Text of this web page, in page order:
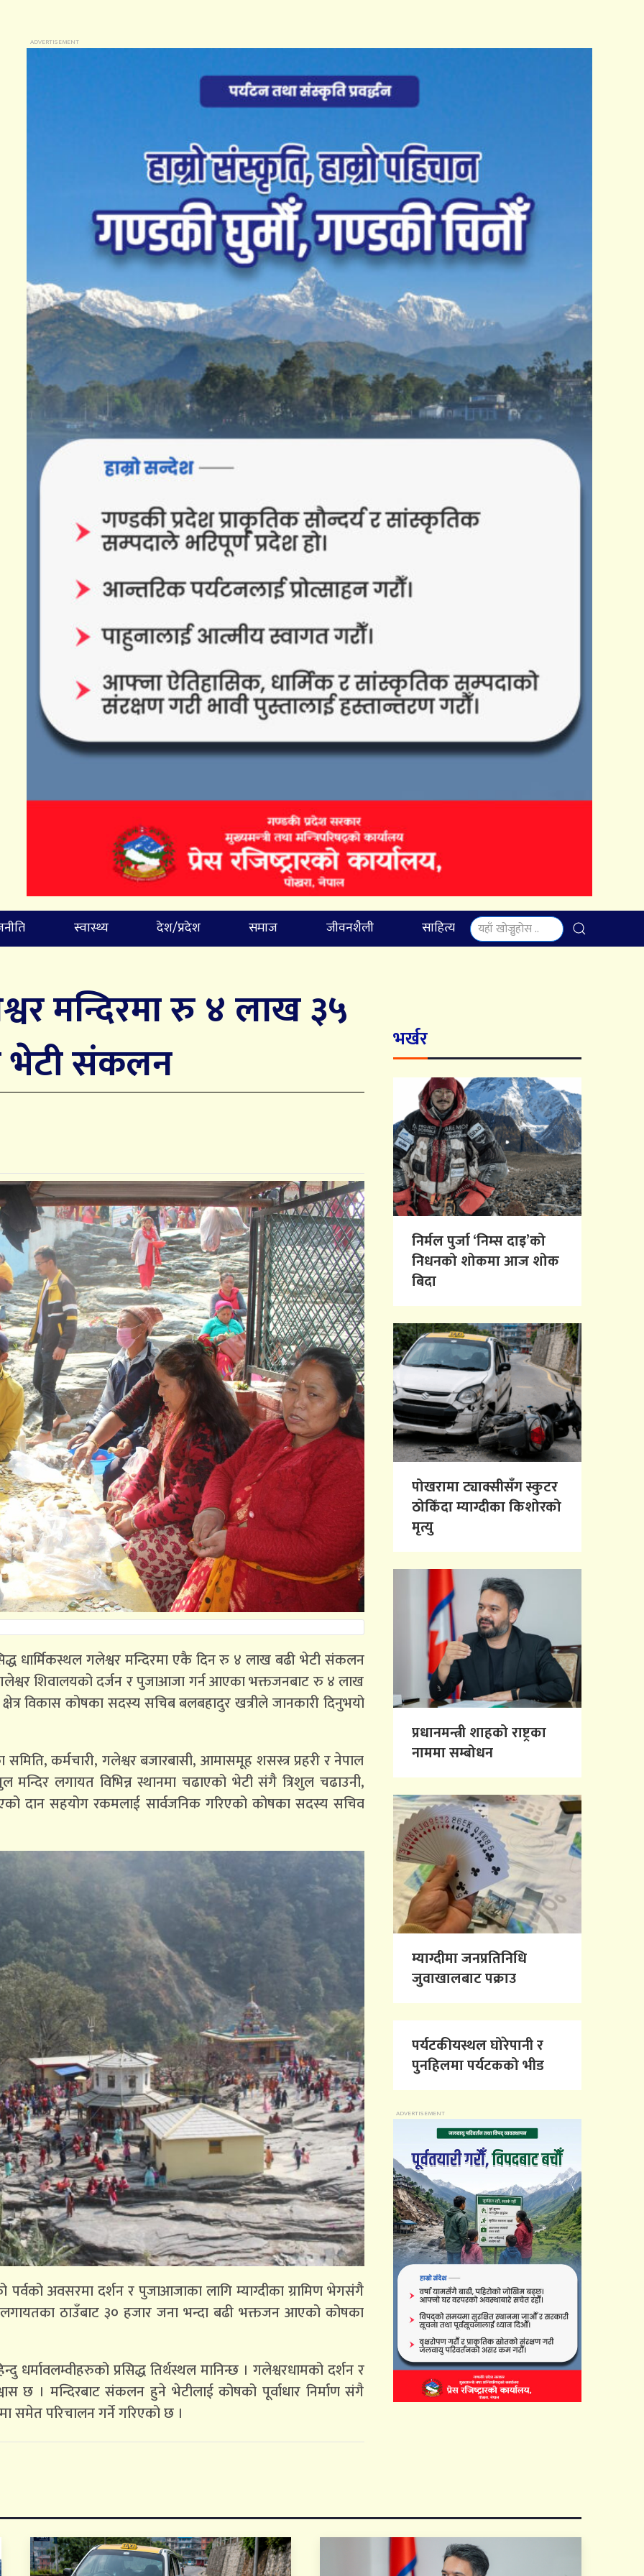
स्वास्थ्य देश/प्रदेश समाज जीवनशैली साहित्य
मन्दिरमा रु ४ लाख ३५
भेटी संकलन
धार्मिकस्थल गलेश्वर मन्दिरमा एकै दिन रु ४ लाख बढी भेटी संकलन
शिवालयको दर्जन र पुजाआजा गर्न आएका भक्तजनबाट रु ४ लाख
विकास कोषका सदस्य सचिब बलबहादुर खत्रीले जानकारी दिनुभयो
कर्मचारी, गलेश्वर बजारबासी, आमासमूह शसस्त्र प्रहरी र नेपाल
मन्दिर लगायत विभिन्न स्थानमा चढाएको भेटी संगै त्रिशुल चढाउनी,
दान सहयोग रकमलाई सार्वजनिक गरिएको कोषका सदस्य सचिव
पर्वको अवसरमा दर्शन र पुजाआजाका लागि म्याग्दीका ग्रामिण भेगसंगै
ठाउँबाट ३० हजार जना भन्दा बढी भक्तजन आएको कोषका
धर्मावलम्वीहरुको प्रसिद्ध तिर्थस्थल मानिन्छ । गलेश्वरधामको दर्शन र
छ । मन्दिरबाट संकलन हुने भेटीलाई कोषको पूर्वाधार निर्माण संगै
समेत परिचालन गर्ने गरिएको छ ।
भर्खर
निर्मल पुर्जा ‘निम्स दाइ’को
निधनको शोकमा आज शोक
बिदा
पोखरामा ट्याक्सीसँग स्कुटर
ठोकिँदा म्याग्दीका किशोरको
मृत्यु
प्रधानमन्त्री शाहको राष्ट्रका
नाममा सम्बोधन
म्याग्दीमा जनप्रतिनिधि
जुवाखालबाट पक्राउ
पर्यटकीयस्थल घोरेपानी र
पुनहिलमा पर्यटकको भीड